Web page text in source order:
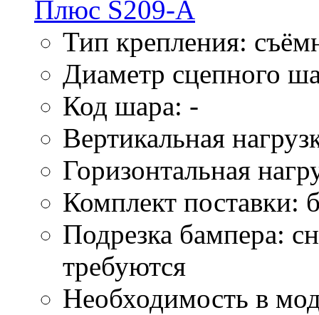
Тип крепления:
Диаметр сцепного
Код шара: -
Вертикальная
Горизонтальная
Комплект поставки:
Подрезка бампера:
требуются
Необходимость в